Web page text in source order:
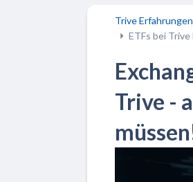
Trive Erfahrungen
ETFs bei Trive
Trive -